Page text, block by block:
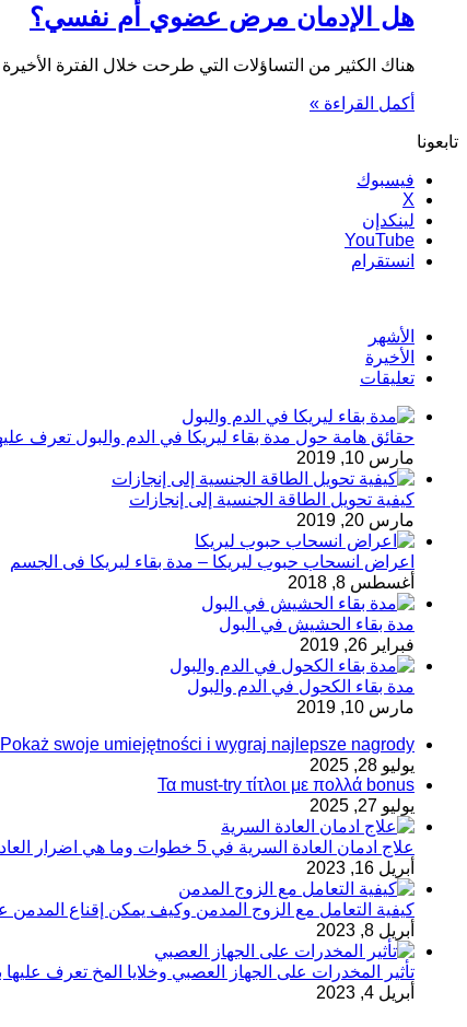
هل الإدمان مرض عضوي أم نفسي؟
هناك الكثير من التساؤلات التي طرحت خلال الفترة
أكمل القراءة »
تابعونا
فيسبوك
‫X
لينكدإن
‫YouTube
انستقرام
الأشهر
الأخيرة
تعليقات
حقائق هامة حول مدة بقاء ليريكا في الدم والبول تعرف
مارس 10, 2019
كيفية تحويل الطاقة الجنسية إلى إنجازات
مارس 20, 2019
اعراض انسحاب حبوب ليريكا – مدة بقاء ليريكا فى الجسم
أغسطس 8, 2018
مدة بقاء الحشيش في البول
فبراير 26, 2019
مدة بقاء الكحول في الدم والبول
مارس 10, 2019
Pokaż swoje umiejętności i wygraj najlepsze nagrody.
يوليو 28, 2025
Τα must-try τίτλοι με πολλά bonus
يوليو 27, 2025
علاج ادمان العادة السرية في 5 خطوات وما هي اضرار العادة السرية
أبريل 16, 2023
كيفية التعامل مع الزوج المدمن وكيف يمكن إقناع المدمن
أبريل 8, 2023
تأثير المخدرات على الجهاز العصبي وخلايا المخ تعرف عليها
أبريل 4, 2023